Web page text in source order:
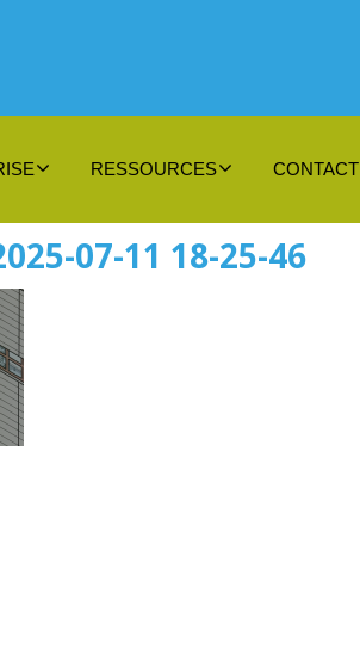
RESSOURCES CONTACT
07-11 18-25-46